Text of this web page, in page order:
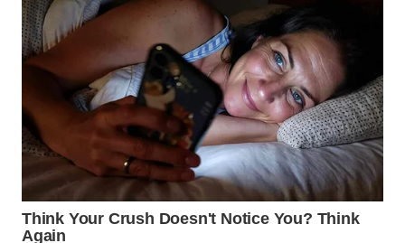
WN
PRIANGAN
TIMUR
SEMARANG
WN
SOLO